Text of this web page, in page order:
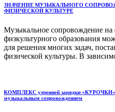
ЗНАЧЕНИЕ МУЗЫКАЛЬНОГО
ФИЗИЧЕСКОЙ КУЛЬТУРЕ
Музыкальное сопровождение на
физкультурного образования
для решения многих задач,
физической культуры. В
КОМПЛЕКС утренней зарядки «КУРОЧКИ»
музыкальным сопровождением